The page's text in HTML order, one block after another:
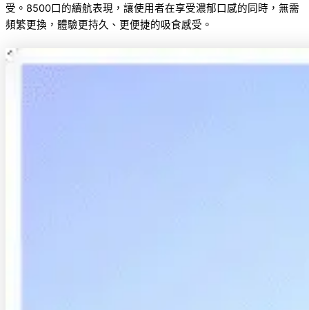
受。8500口的續航表現，讓使用者在享受濃郁口感的同時，無需
頻繁更換，體驗更持久、更便捷的吸食感受。